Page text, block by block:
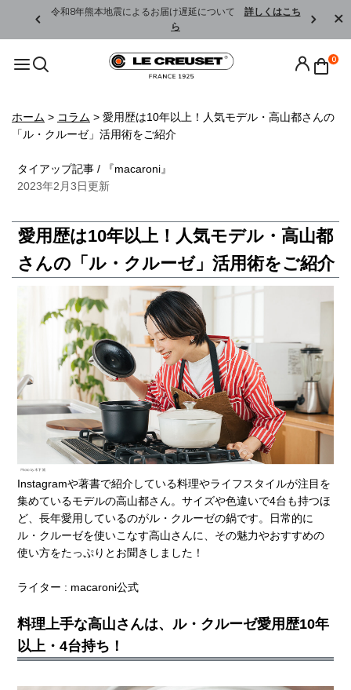
令和8年熊本地震によるお届け遅延について 詳しくはこち
ら
0
ホーム > コラム > 愛用歴は10年以上！人気モデル・高山都さんの
「ル・クルーゼ」活用術をご紹介
タイアップ記事 / 『macaroni』
2023年2月3日更新
愛用歴は10年以上！人気モデル・高山都
さんの「ル・クルーゼ」活用術をご紹介
Instagramや著書で紹介している料理やライフスタイルが注目を
集めているモデルの高山都さん。サイズや色違いで4台も持つほ
ど、長年愛用しているのがル・クルーゼの鍋です。日常的に
ル・クルーゼを使いこなす高山さんに、その魅力やおすすめの
使い方をたっぷりとお聞きしました！
ライター : macaroni公式
料理上手な高山さんは、ル・クルーゼ愛用歴10年
以上・4台持ち！